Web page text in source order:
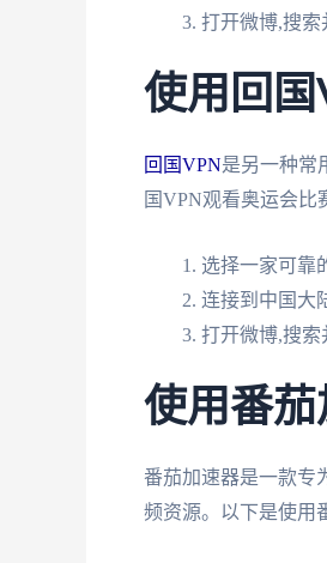
打开微博,搜索
使用回
回国VPN是另一种常
国VPN观看奥运会比
选择一家可靠
连接到中国大
打开微博,搜索
使用番
番茄加速器是一款专
频资源。以下是使用